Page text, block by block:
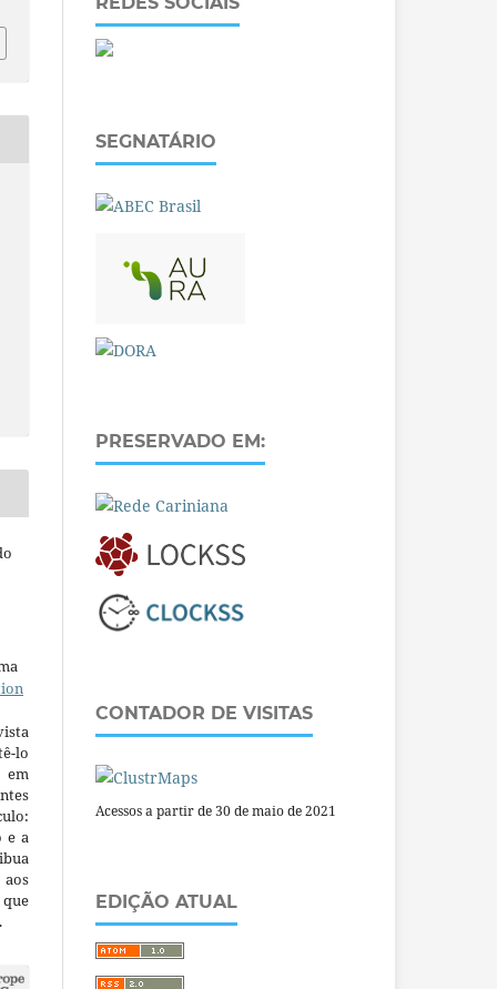
lo
em
e a
SEGNATÁRIO
PRESERVADO EM:
CONTADOR DE VISITAS
Acessos a partir de 30 de maio de 2021
EDIÇÃO ATUAL